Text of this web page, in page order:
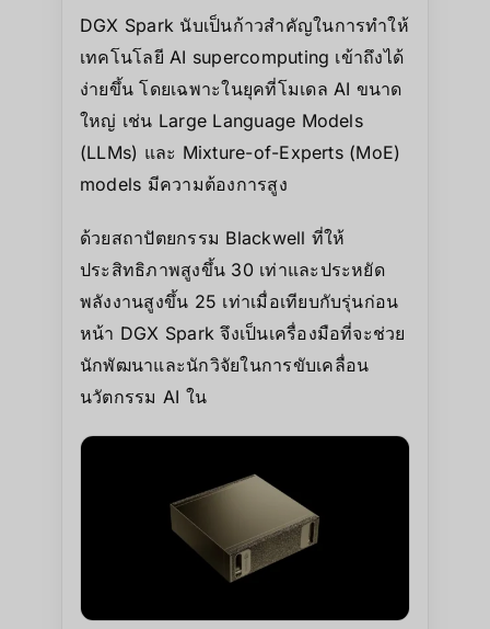
DGX Spark นับเป็นก้าวสำคัญในการทำให้
เทคโนโลยี AI supercomputing เข้าถึงได้
ง่ายขึ้น โดยเฉพาะในยุคที่โมเดล AI ขนาด
ใหญ่ เช่น Large Language Models
(LLMs) และ Mixture-of-Experts (MoE)
models มีความต้องการสูง
ด้วยสถาปัตยกรรม Blackwell ที่ให้
ประสิทธิภาพสูงขึ้น 30 เท่าและประหยัด
พลังงานสูงขึ้น 25 เท่าเมื่อเทียบกับรุ่นก่อน
หน้า DGX Spark จึงเป็นเครื่องมือที่จะช่วย
นักพัฒนาและนักวิจัยในการขับเคลื่อน
นวัตกรรม AI ใน